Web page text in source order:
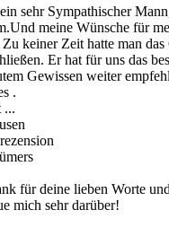
sehr Sympathischer
meine Wünsche für
keiner Zeit hatte man
Er hat für uns das
Gewissen weiter
.
...
für deine lieben Worte
mich sehr darüber!